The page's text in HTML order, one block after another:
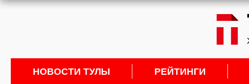
НОВОСТИ ТУЛЫ РЕЙТИНГИ